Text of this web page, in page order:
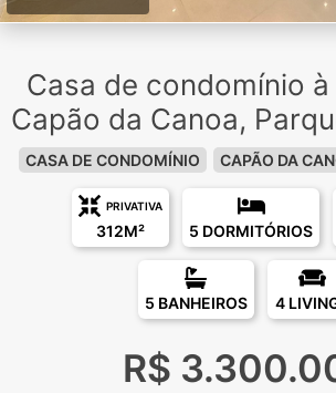
Casa de condomínio à
Capão da Canoa,
CASA DE CONDOMÍNIO CAPÃO DA
PRIVATIVA
312M² 5 DORMITÓRIOS
5 BANHEIROS 4
R$